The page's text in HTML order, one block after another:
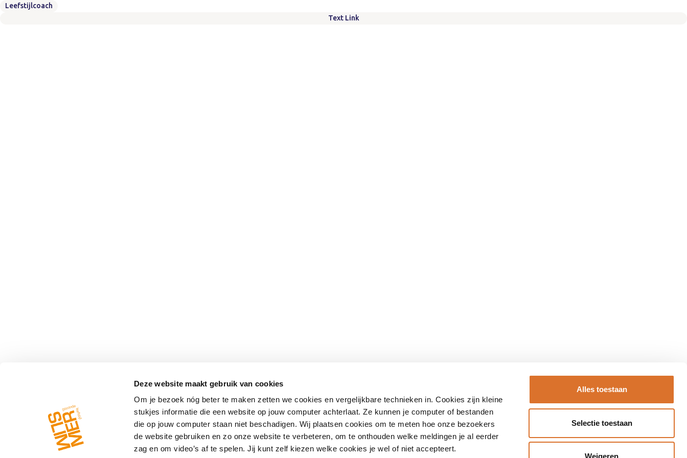
Deze website maakt gebruik van cookies
Om je bezoek nóg beter te maken zetten we cookies en vergelijkbare technieken in. Cookies zijn kleine
stukjes informatie die een website op jouw computer achterlaat. Ze kunnen je computer of bestanden
die op jouw computer staan niet beschadigen. Wij plaatsen cookies om te meten hoe onze bezoekers
de website gebruiken en zo onze website te verbeteren, om te onthouden welke meldingen je al eerder
zag en om video’s af te spelen. Jij kunt zelf kiezen welke cookies je wel of niet accepteert.
Alles toestaan
Selectie toestaan
Weigeren
Leefstijlcoach
Text Link